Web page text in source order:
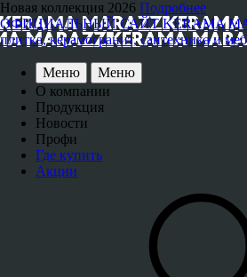
Новая коллекция 2026 Подробнее
ОФИЦИАЛЬНЫЙ САЙТ KERAMA
плитка, керамогранит, сантехника и
Меню
Меню
О компании
Продукция
Новости
Профи
Где купить
Акции